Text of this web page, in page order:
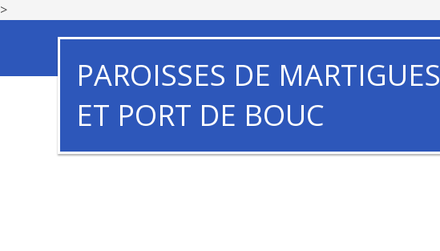
>
PAROISSES DE MARTIGUES
ET PORT DE BOUC